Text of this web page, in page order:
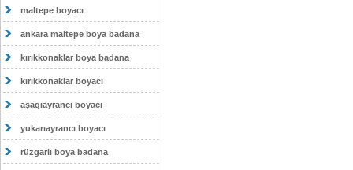
maltepe boyacı
ankara maltepe boya badana
kırıkkonaklar boya badana
kırıkkonaklar boyacı
aşagıayrancı boyacı
yukarıayrancı boyacı
rüzgarlı boya badana